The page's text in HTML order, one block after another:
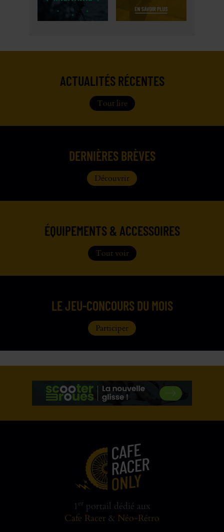
ACTUALITÉS RÉCENTES
Tout lire
DERNIÈRES BRÈVES
Découvrir
ÉQUIPEMENTS & ACCESSOIRES
Tout voir
LE JEU-CONCOURS DU MOIS
Participer
1 er portail dédié aux
Cafe Racer & Néo-Rétro